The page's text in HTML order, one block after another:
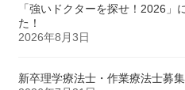
「強いドクターを探せ！2026」
た！
2026年8月3日
新卒理学療法士・作業療法士募